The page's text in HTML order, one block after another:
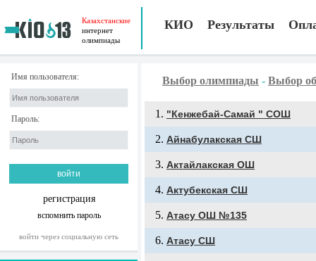
Казахстанские
интернет
олимпиады
КИО Результаты
Имя пользователя:
Пароль:
регистрация
вспомнить пароль
войти через социальную сеть
Выбор олимпиады - Выбор
"Кенжебай-Самай " СОШ
Айнабулакская СШ
Актайлакская ОШ
Актубекская СШ
Атасу ОШ №135
Атасу СШ